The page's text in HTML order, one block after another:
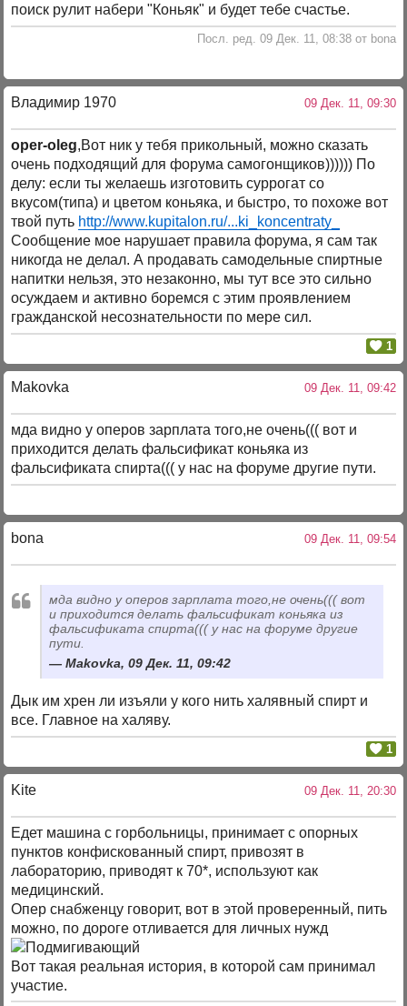
поиск рулит набери "Коньяк" и будет тебе счастье.
Посл. ред. 09 Дек. 11, 08:38 от bona
Владимир 1970 09 Дек. 11, 09:30
oper-oleg,Вот ник у тебя прикольный, можно сказать
очень подходящий для форума самогонщиков)))))) По
делу: если ты желаешь изготовить суррогат со
вкусом(типа) и цветом коньяка, и быстро, то похоже вот
твой путь http://www.kupitalon.ru/...ki_koncentraty_
Сообщение мое нарушает правила форума, я сам так
никогда не делал. А продавать самодельные спиртные
напитки нельзя, это незаконно, мы тут все это сильно
осуждаем и активно боремся с этим проявлением
гражданской несознательности по мере сил.
1
Makovka 09 Дек. 11, 09:42
мда видно у оперов зарплата того,не очень((( вот и
приходится делать фальсификат коньяка из
фальсификата спирта((( у нас на форуме другие пути.
bona 09 Дек. 11, 09:54
мда видно у оперов зарплата того,не очень((( вот
и приходится делать фальсификат коньяка из
фальсификата спирта((( у нас на форуме другие
пути.
Makovka, 09 Дек. 11, 09:42
Дык им хрен ли изъяли у кого нить халявный спирт и
все. Главное на халяву.
1
Kite 09 Дек. 11, 20:30
Едет машина с горбольницы, принимает с опорных
пунктов конфискованный спирт, привозят в
лабораторию, приводят к 70*, используют как
медицинский.
Опер снабженцу говорит, вот в этой проверенный, пить
можно, по дороге отливается для личных нужд
Вот такая реальная история, в которой сам принимал
участие.